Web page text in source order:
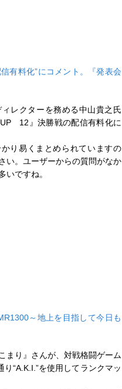
有料化”にコメント。『発表会
レクターを務める中山貴之氏
12』決勝戦の配信有料化に
り易くまとめられていますの
い。ユーザーからの質問がなか
いですね。
～地上を目指して今日も
まり』さんが、対戦格闘ゲーム
“A.K.I.”を使用してランクマッ